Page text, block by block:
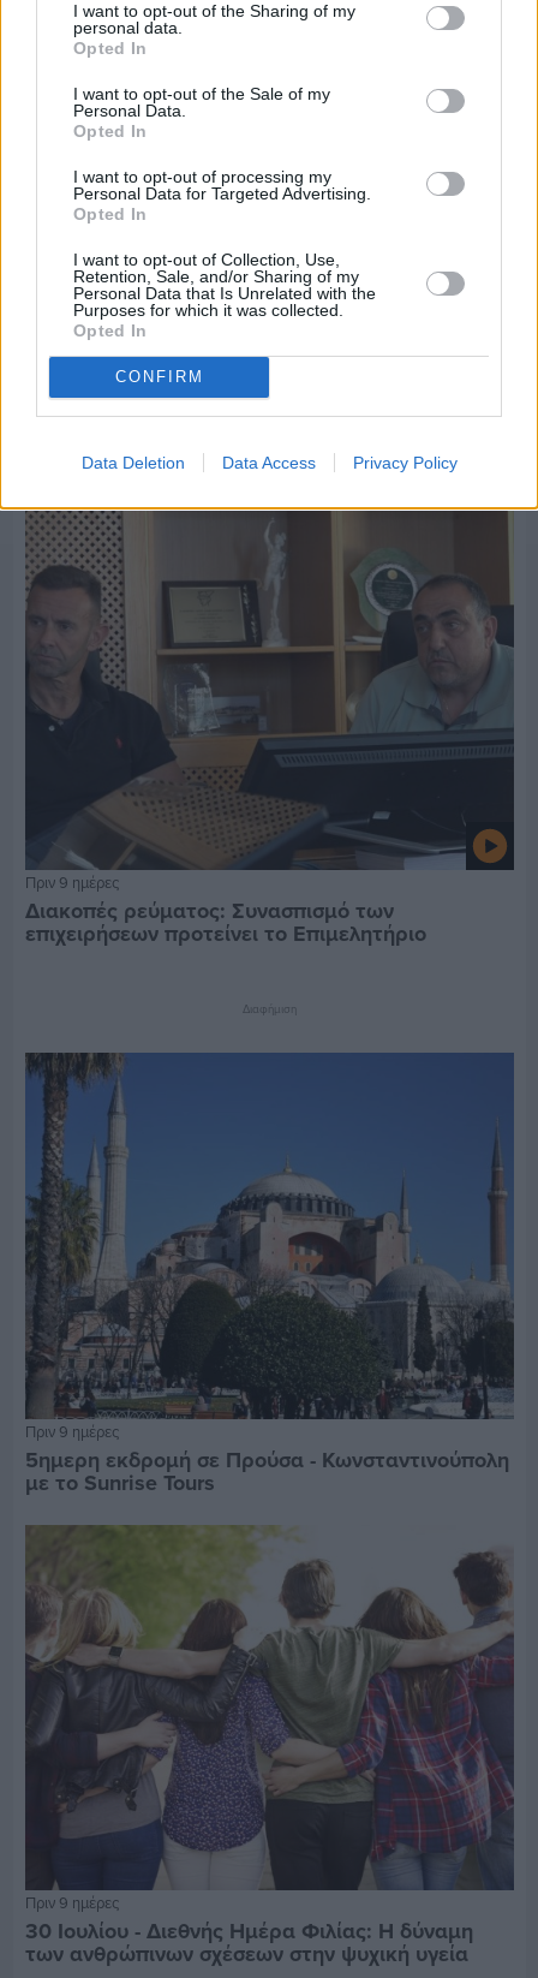
I want to opt-out of the Sharing of my
personal data.
Opted In
I want to opt-out of the Sale of my
Personal Data.
Opted In
I want to opt-out of processing my
Personal Data for Targeted Advertising.
Opted In
I want to opt-out of Collection, Use,
Retention, Sale, and/or Sharing of my
Personal Data that Is Unrelated with the
Purposes for which it was collected.
Opted In
CONFIRM
Data Deletion Data Access Privacy Policy
Πριν 9 ημέρες
Βαρβασίου
Πριν 9 ημέρες
Διακοπές ρεύματος: Συνασπισμό των
επιχειρήσεων προτείνει το Επιμελητήριο
Διαφήμιση
Πριν 9 ημέρες
5ημερη εκδρομή σε Προύσα - Κωνσταντινούπολη
με το Sunrise Tours
Πριν 9 ημέρες
30 Ιουλίου - Διεθνής Ημέρα Φιλίας: Η δύναμη
των ανθρώπινων σχέσεων στην ψυχική υγεία